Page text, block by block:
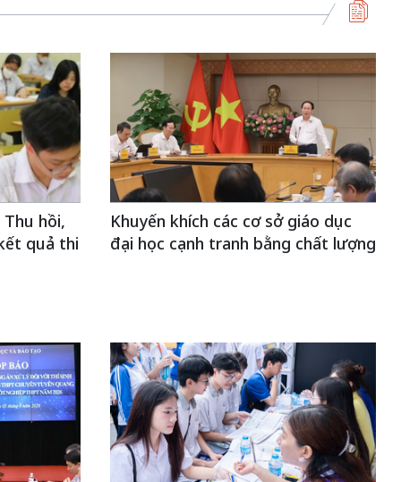
Thu hồi,
quả thi
Khuyến khích các cơ sở giáo dục
đại học cạnh tranh bằng chất lượng